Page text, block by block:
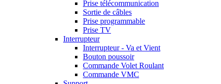
Prise télécommunication
Sortie de câbles
Prise programmable
Prise TV
Interrupteur
Interrupteur - Va et Vient
Bouton poussoir
Commande Volet Roulant
Commande VMC